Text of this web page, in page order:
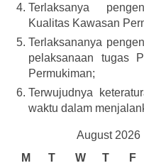
Terlaksanya
Kualitas Kawasan
Terlaksananya
pelaksanaan tugas
Permukiman;
Terwujudnya
waktu dalam
August 2026
M
T W T F